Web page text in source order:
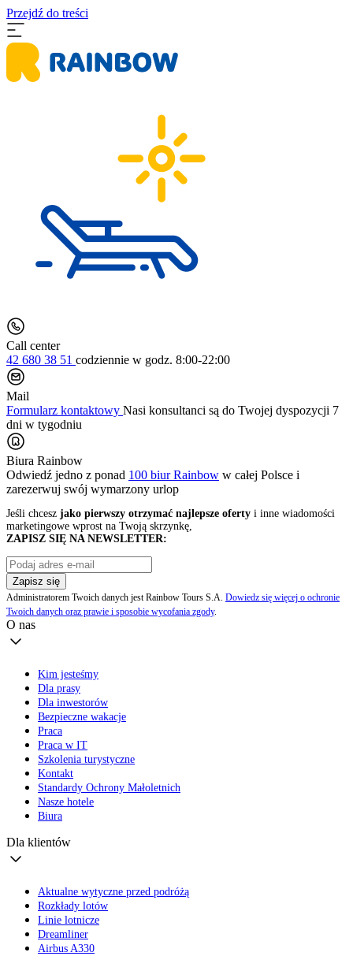
Przejdź do treści
Call center
42 680 38 51 codziennie w godz. 8:00-22:00
Mail
Formularz kontaktowy Nasi konsultanci są do Twojej dyspozycji 7
dni w tygodniu
Biura Rainbow
Odwiedź jedno z ponad 100 biur Rainbow w całej Polsce i
zarezerwuj swój wymarzony urlop
Jeśli chcesz jako pierwszy otrzymać najlepsze oferty i inne wiadomości
marketingowe wprost na Twoją skrzynkę,
ZAPISZ SIĘ NA NEWSLETTER:
Zapisz się
Administratorem Twoich danych jest Rainbow Tours S.A. Dowiedz się więcej o ochronie
Twoich danych oraz prawie i sposobie wycofania zgody.
O nas
Kim jesteśmy
Dla prasy
Dla inwestorów
Bezpieczne wakacje
Praca
Praca w IT
Szkolenia turystyczne
Kontakt
Standardy Ochrony Małoletnich
Nasze hotele
Biura
Dla klientów
Aktualne wytyczne przed podróżą
Rozkłady lotów
Linie lotnicze
Dreamliner
Airbus A330